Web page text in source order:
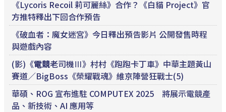
《Lycoris Recoil 莉可麗絲》合作？《白貓 Project》官
方推特釋出下回合作預告
《破血者：魔女迷宮》今日釋出預告影片 公開發售時程
與遊戲內容
(影)《電競老司機Ⅲ》村村《跑跑卡丁車》中華主題黃山
賽道／BigBoss《榮耀戰魂》維京陣營狂戰士(5)
華碩、ROG 宣布進駐 COMPUTEX 2025 將展示電競產
品、新技術、AI 應用等